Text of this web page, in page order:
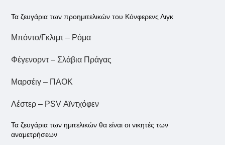
Τα ζευγάρια των προημιτελικών του Κόνφερενς Λιγκ
Μπόντο/Γκλιμτ – Ρόμα
Φέγενορντ – Σλάβια Πράγας
Μαρσέιγ – ΠΑΟΚ
Λέστερ – PSV Αϊντχόφεν
Τα ζευγάρια των ημιτελικών θα είναι οι νικητές των
αναμετρήσεων